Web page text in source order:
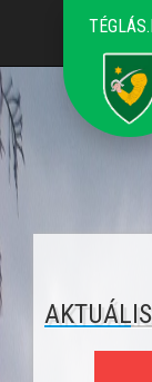
TÉGLÁS.HU